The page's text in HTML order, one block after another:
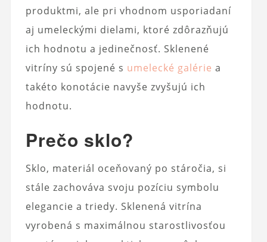
produktmi, ale pri vhodnom usporiadaní
aj umeleckými dielami, ktoré zdôrazňujú
ich hodnotu a jedinečnosť. Sklenené
vitríny sú spojené s umelecké galérie a
takéto konotácie navyše zvyšujú ich
hodnotu.
Prečo sklo?
Sklo, materiál oceňovaný po stáročia, si
stále zachováva svoju pozíciu symbolu
elegancie a triedy. Sklenená vitrína
vyrobená s maximálnou starostlivosťou